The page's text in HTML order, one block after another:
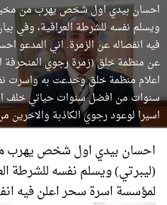
احسان بيدي اول شخص يهرب من مخيم
ويسلم نفسه للشرطة العراقية، وفي
فيه انفصاله عن الزمرة. اني المدعو
سنوات من افضل سنوات حياتي خلف
اسيرا لوعود رجوي الكاذبة والاخرين
احسان بيدي اول شخص يهرب
(ليبرتي) ويسلم نفسه للشرطة
لمؤسسة اسرة سحر اعلن فيه